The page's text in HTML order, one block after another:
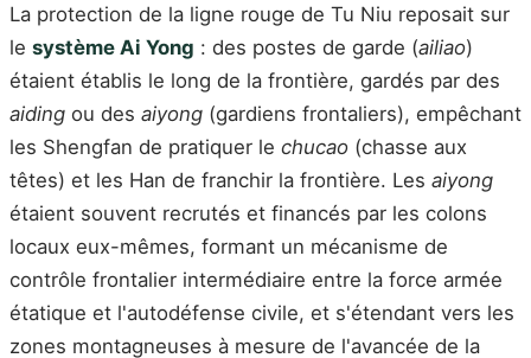
La protection de la ligne rouge de Tu Niu reposait sur
le système Ai Yong : des postes de garde (ailiao)
étaient établis le long de la frontière, gardés par des
aiding ou des aiyong (gardiens frontaliers), empêchant
les Shengfan de pratiquer le chucao (chasse aux
têtes) et les Han de franchir la frontière. Les aiyong
étaient souvent recrutés et financés par les colons
locaux eux-mêmes, formant un mécanisme de
contrôle frontalier intermédiaire entre la force armée
étatique et l'autodéfense civile, et s'étendant vers les
zones montagneuses à mesure de l'avancée de la